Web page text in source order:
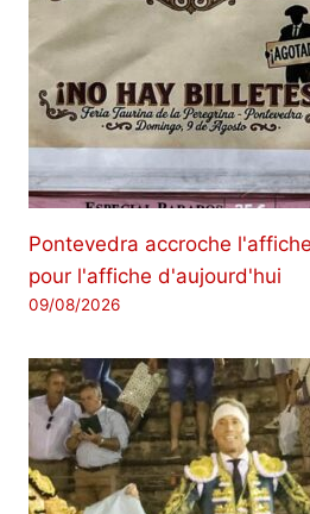
Pontevedra accroche
pour l'affiche d'aujourd'hui
09/08/2026